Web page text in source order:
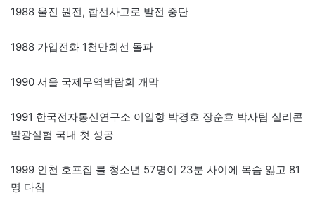
1988 울진 원전, 합선사고로 발전 중단
1988 가입전화 1천만회선 돌파
1990 서울 국제무역박람회 개막
1991 한국전자통신연구소 이일항 박경호 장순호 박사팀 실리콘
발광실험 국내 첫 성공
1999 인천 호프집 불 청소년 57명이 23분 사이에 목숨 잃고 81
명 다침